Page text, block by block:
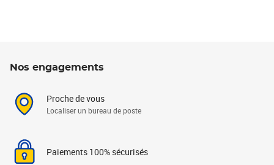
Nos engagements
Proche de vous
Localiser un bureau de poste
Paiements 100% sécurisés